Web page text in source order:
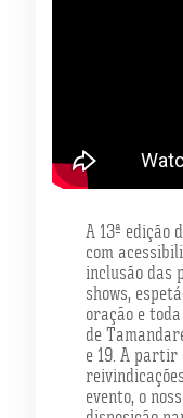
A 13ª edição
com
inclusão das
shows,
oração e
de
e 19. A
evento, o